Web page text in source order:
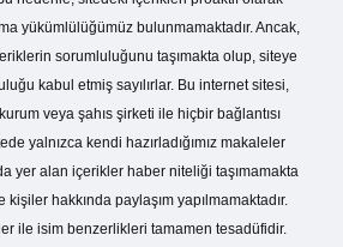
yükümlülüğümüz bulunmamaktadır. Ancak,
sorumluluğunu taşımakta olup, siteye
kabul etmiş sayılırlar. Bu internet sitesi,
veya şahıs şirketi ile hiçbir bağlantısı
yalnızca kendi hazırladığımız makaleler
yer alan içerikler haber niteliği taşımamakta
hakkında paylaşım yapılmamaktadır.
ile isim benzerlikleri tamamen tesadüfidir.